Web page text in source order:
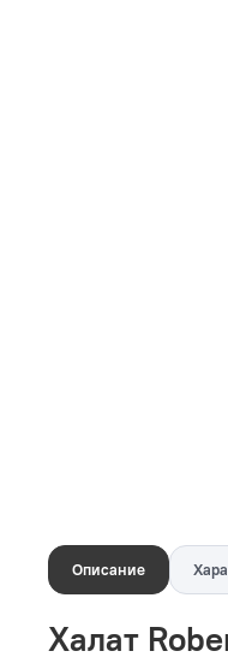
Описание
Халат